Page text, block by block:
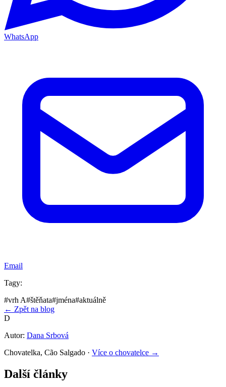
WhatsApp
Email
Tagy:
#vrh A#štěňata#jména#aktuálně
← Zpět na blog
D
Autor: Dana Srbová
Chovatelka, Cão Salgado · Více o chovatelce →
Další články